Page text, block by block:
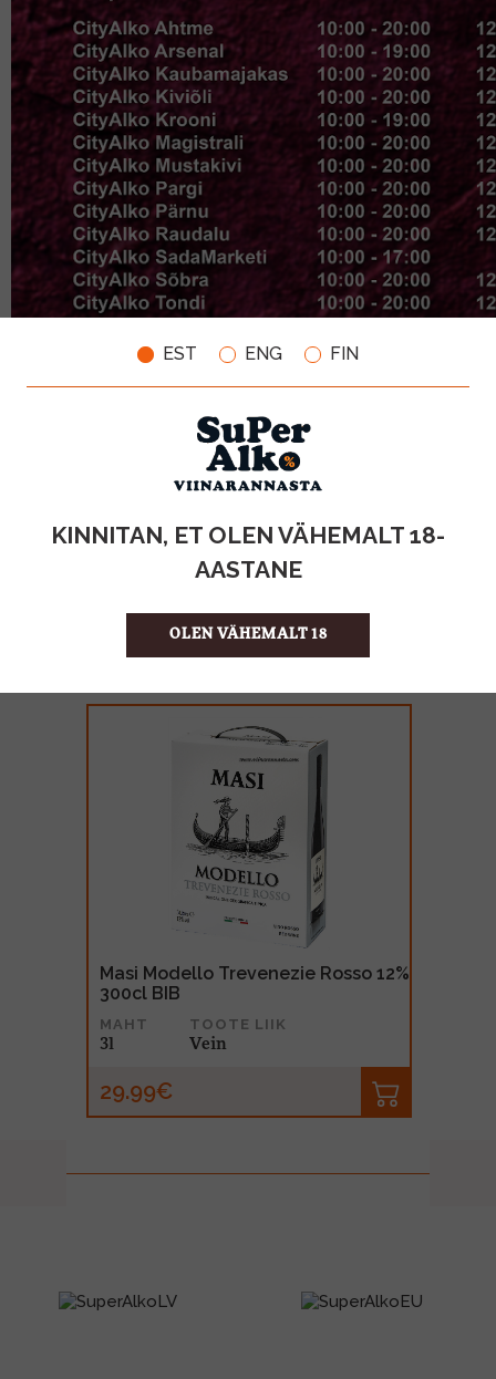
EST ENG FIN
KINNITAN, ET OLEN VÄHEMALT 18-
AASTANE
OLEN VÄHEMALT 18
Masi Modello Trevenezie Rosso 12%
300cl BIB
MAHT
3l
TOOTE LIIK
Vein
29.99€